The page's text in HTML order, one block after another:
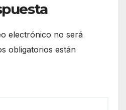
electrónico no será
obligatorios están